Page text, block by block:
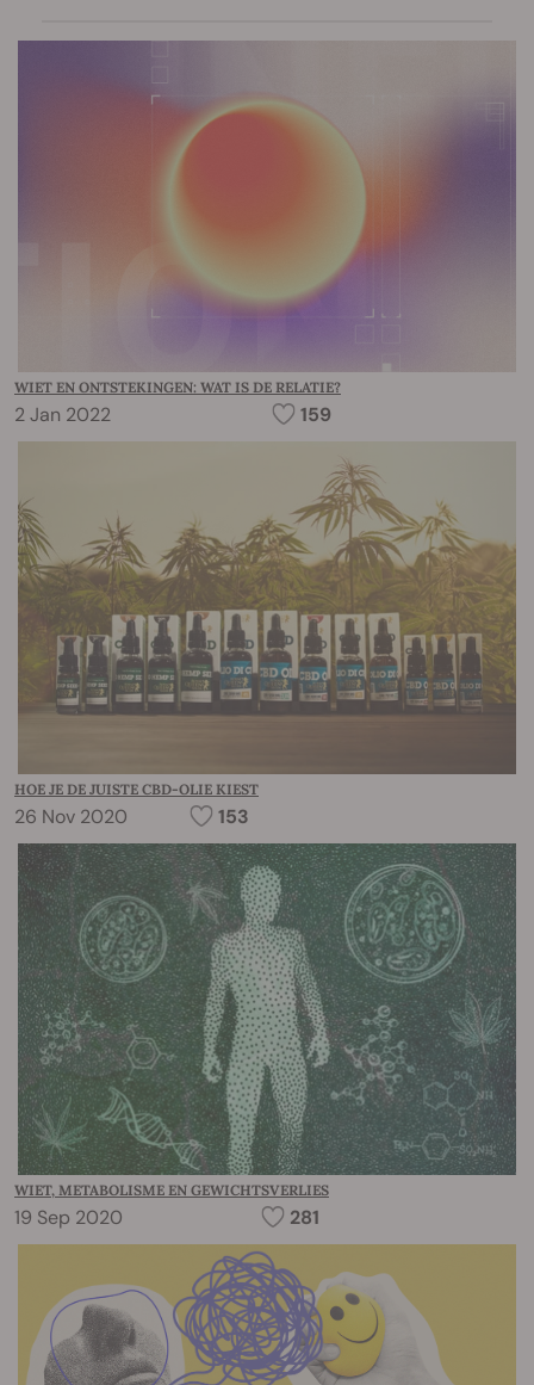
WIET EN ONTSTEKINGEN: WAT IS DE RELATIE?
2 Jan 2022 159
HOE JE DE JUISTE CBD-OLIE KIEST
26 Nov 2020 153
WIET, METABOLISME EN GEWICHTSVERLIES
19 Sep 2020 281